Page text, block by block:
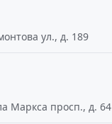
ул., д. 189
Маркса просп., д. 64